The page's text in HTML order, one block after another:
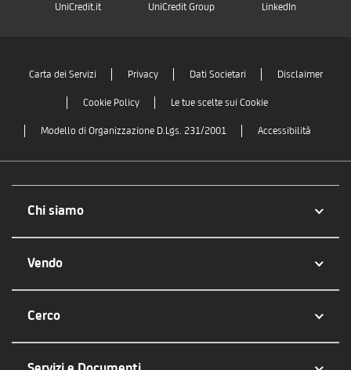
UniCredit.it UniCredit Group LinkedIn
Carta dei Servizi Privacy Dati Societari Disclaimer
Cookie Policy Le tue scelte sui Cookie
Modello di Organizzazione D.Lgs. 231/2001 Accessibilità
Chi siamo
Vendo
Cerco